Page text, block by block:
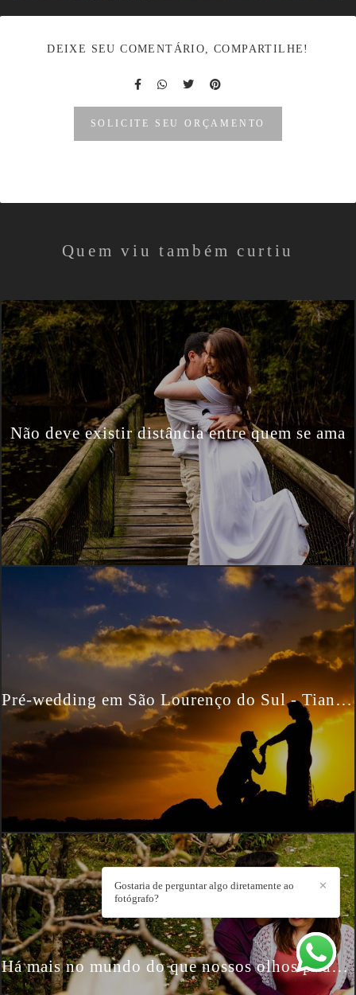
DEIXE SEU COMENTÁRIO, COMPARTILHE!
SOLICITE SEU ORÇAMENTO
Quem viu também curtiu
Não deve existir distância entre quem se ama
Pré-wedding em São Lourenço do Sul - Tiane e André
Há mais no mundo do que nossos olhos podem ver
✕
Gostaria de perguntar algo diretamente ao
fotógrafo?